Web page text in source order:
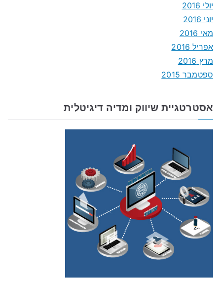
יולי 2016
יוני 2016
מאי 2016
אפריל 2016
מרץ 2016
ספטמבר 2015
אסטרטגיית שיווק ומדיה דיגיטלית